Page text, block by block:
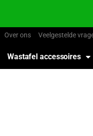
Over ons Veelgestelde
Wastafel accessoires